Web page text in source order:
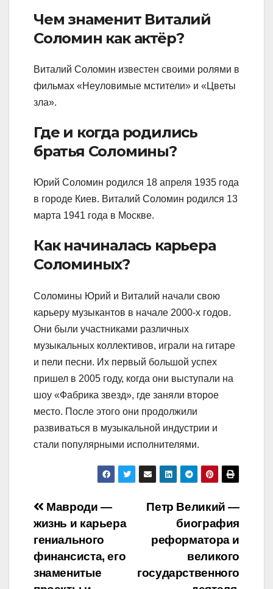
Чем знаменит Виталий
Соломин как актёр?
Виталий Соломин известен своими ролями в
фильмах «Неуловимые мстители» и «Цветы
зла».
Где и когда родились
братья Соломины?
Юрий Соломин родился 18 апреля 1935 года
в городе Киев. Виталий Соломин родился 13
марта 1941 года в Москве.
Как начиналась карьера
Соломиных?
Соломины Юрий и Виталий начали свою
карьеру музыкантов в начале 2000-х годов.
Они были участниками различных
музыкальных коллективов, играли на гитаре
и пели песни. Их первый большой успех
пришел в 2005 году, когда они выступали на
шоу «Фабрика звезд», где заняли второе
место. После этого они продолжили
развиваться в музыкальной индустрии и
стали популярными исполнителями.
Навигация
по
записям
Петр Великий —
биография
реформатора и
великого
государственного
Мавроди —
жизнь и карьера
гениального
финансиста, его
знаменитые